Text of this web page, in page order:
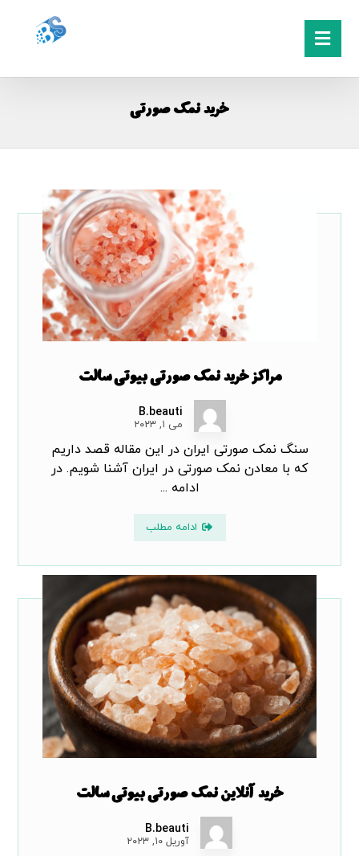
خرید نمک صورتی
مراکز خرید نمک صورتی بیوتی سالت
B.beauti
می ۱, ۲۰۲۳
سنگ نمک صورتی ایران در این مقاله قصد داریم
که با معادن نمک صورتی در ایران آشنا شویم. در
ادامه ...
ادامه مطلب
خرید آنلاین نمک صورتی بیوتی سالت
B.beauti
آوریل ۱۰, ۲۰۲۳